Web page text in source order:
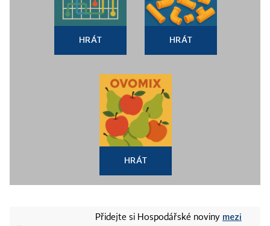
HRÁT HRÁT
HRÁT
Přidejte si Hospodářské noviny mezi